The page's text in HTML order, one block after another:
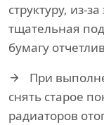
структуру, из-
тщательная
бумагу
При
снять старое
радиаторов